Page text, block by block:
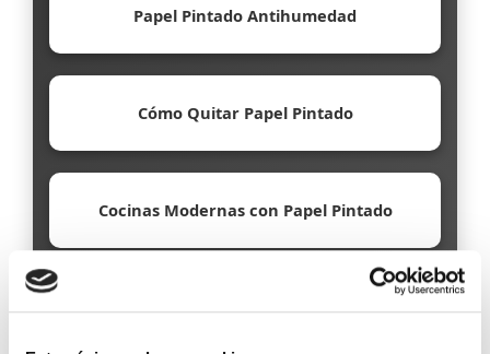
Papel Pintado Antihumedad
Cómo Quitar Papel Pintado
Cocinas Modernas con Papel Pintado
Papel Pintado Ecológico